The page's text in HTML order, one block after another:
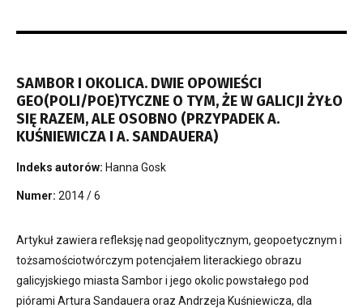
SAMBOR I OKOLICA. DWIE OPOWIEŚCI
GEO(POLI/POE)TYCZNE O TYM, ŻE W GALICJI ŻYŁO
SIĘ RAZEM, ALE OSOBNO (PRZYPADEK A.
KUŚNIEWICZA I A. SANDAUERA)
Indeks autorów: Hanna Gosk
Numer: 2014 / 6
Artykuł zawiera refleksję nad geopolitycznym, geopoetycznym i
tożsamościotwórczym potencjałem literackiego obrazu
galicyjskiego miasta Sambor i jego okolic powstałego pod
piórami Artura Sandauera oraz Andrzeja Kuśniewicza, dla